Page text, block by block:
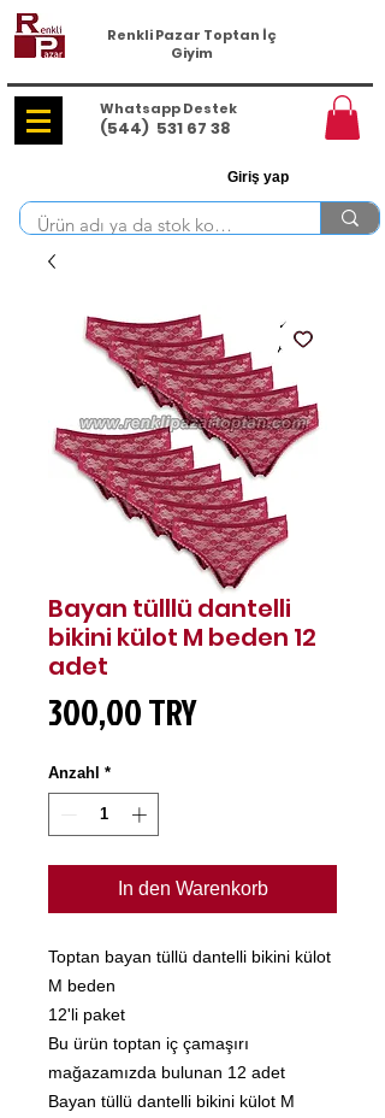
Renkli Pazar Toptan İç
Giyim
Whatsapp Destek
(544) 531 67 38
Giriş yap
Bayan tülllü dantelli
bikini külot M beden 12
adet
300,00 TRYPreis
Anzahl *
In den Warenkorb
Toptan bayan tüllü dantelli bikini külot
M beden
12'li paket
Bu ürün toptan iç çamaşırı
mağazamızda bulunan 12 adet
Bayan tüllü dantelli bikini külot M